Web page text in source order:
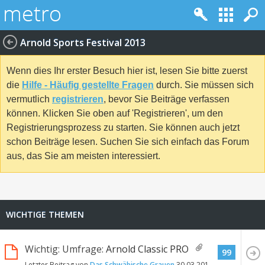
Arnold Sports Festival 2013
Wenn dies Ihr erster Besuch hier ist, lesen Sie bitte zuerst
die Hilfe - Häufig gestellte Fragen durch. Sie müssen sich
vermutlich registrieren, bevor Sie Beiträge verfassen
können. Klicken Sie oben auf 'Registrieren', um den
Registrierungsprozess zu starten. Sie können auch jetzt
schon Beiträge lesen. Suchen Sie sich einfach das Forum
aus, das Sie am meisten interessiert.
WICHTIGE THEMEN
Wichtig: Umfrage: Arnold Classic PRO 99